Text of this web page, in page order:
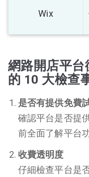
Wix
網路開店平
的 10 大檢查
是否有提供免費
確認平台是否提
前全面了解平台功
收費透明度
仔細檢查平台是